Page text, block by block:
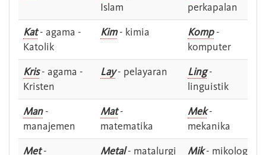
Islam
perkapalan
Kat- agama -
Katolik
Kim- kimia Komp-
komputer
Kris- agama -
Kristen
Lay- pelayaran Ling-
linguistik
Man-
manajemen
Mat-
matematika
Mek-
mekanika
Met-
Metal- matalurgi Mik- mikologi